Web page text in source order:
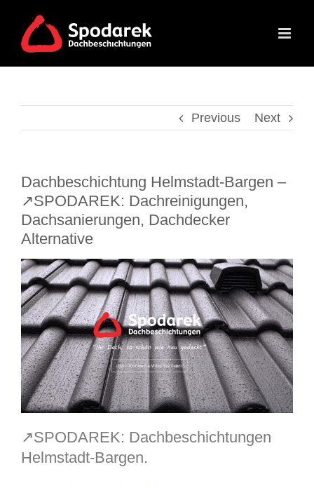
content
Previous Next
Dachbeschichtung Helmstadt-Bargen –
↗️SPODAREK: Dachreinigungen,
Dachsanierungen, Dachdecker
Alternative
↗️SPODAREK: Dachbeschichtungen
Helmstadt-Bargen.